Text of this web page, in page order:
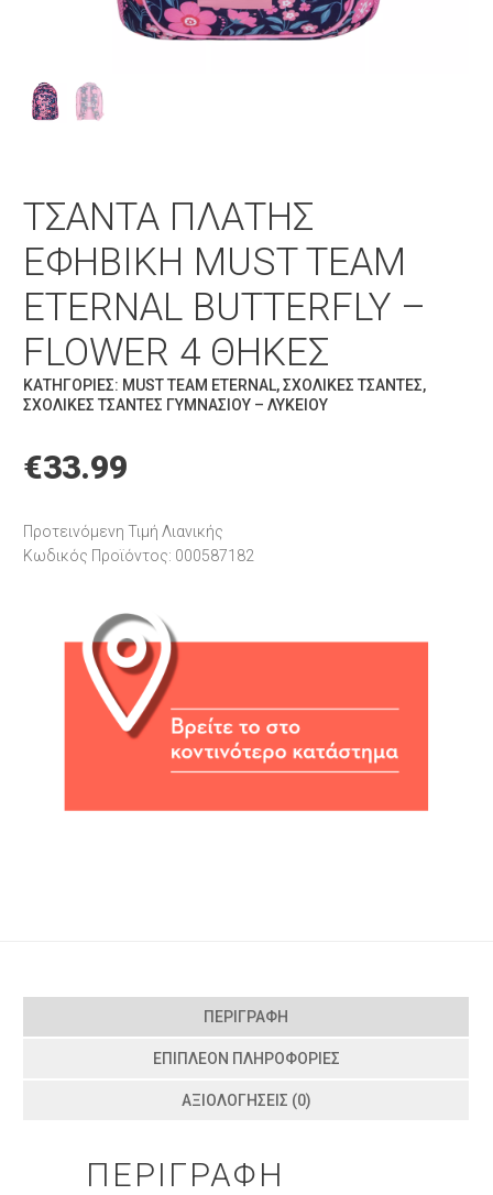
ΤΣΆΝΤΑ ΠΛΆΤΗΣ
ΕΦΗΒΙΚΉ MUST TEAM
ETERNAL BUTTERFLY –
FLOWER 4 ΘΉΚΕΣ
ΚΑΤΗΓΟΡΊΕΣ: MUST TEAM ETERNAL,ΣΧΟΛΙΚΈΣ ΤΣΆΝΤΕΣ,
ΣΧΟΛΙΚΈΣ ΤΣΆΝΤΕΣ ΓΥΜΝΑΣΊΟΥ – ΛΥΚΕΊΟΥ
€33.99
Προτεινόμενη Τιμή Λιανικής
Κωδικός Προϊόντος: 000587182
ΠΕΡΙΓΡΑΦΉ
ΕΠΙΠΛΈΟΝ ΠΛΗΡΟΦΟΡΊΕΣ
ΑΞΙΟΛΟΓΉΣΕΙΣ (0)
ΠΕΡΙΓΡΑΦΉ